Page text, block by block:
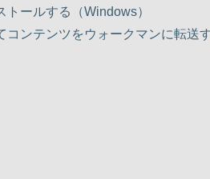
ールする（Windows）
コンテンツをウォークマンに転送